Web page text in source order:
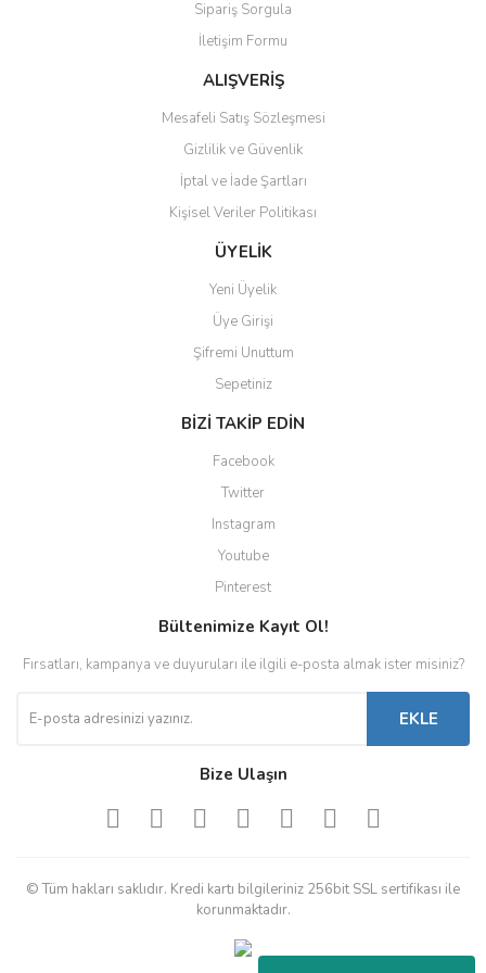
Ürün bilgilerinde hatalar bulunuyor.
Ürün fiyatı diğer sitelerden daha pahalı.
Bu ürüne benzer farklı alternatifler olmalı.
Gönder
Sipariş Sorgula
İletişim Formu
ALIŞVERİŞ
Mesafeli Satış Sözleşmesi
Gizlilik ve Güvenlik
İptal ve İade Şartları
Kişisel Veriler Politikası
ÜYELİK
Yeni Üyelik
Üye Girişi
Şifremi Unuttum
Sepetiniz
BİZİ TAKİP EDİN
Facebook
Twitter
Instagram
Youtube
Pinterest
Bültenimize Kayıt Ol!
Fırsatları, kampanya ve duyuruları ile ilgili e-posta almak ister misiniz?
EKLE
Bize Ulaşın
© Tüm hakları saklıdır. Kredi kartı bilgileriniz 256bit SSL sertifikası ile
korunmaktadır.